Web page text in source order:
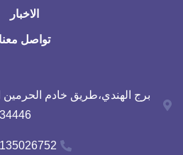
الاخبار
تواصل معنا
برج الهندي،طريق خادم الحرمين
34446